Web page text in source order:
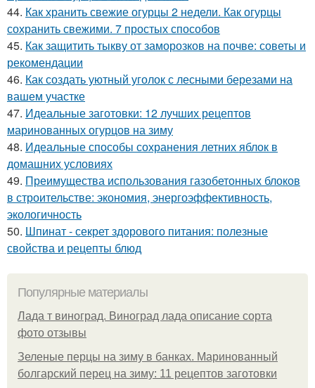
44. Как хранить свежие огурцы 2 недели. Как огурцы
сохранить свежими. 7 простых способов
45. Как защитить тыкву от заморозков на почве: советы и
рекомендации
46. Как создать уютный уголок с лесными березами на
вашем участке
47. Идеальные заготовки: 12 лучших рецептов
маринованных огурцов на зиму
48. Идеальные способы сохранения летних яблок в
домашних условиях
49. Преимущества использования газобетонных блоков
в строительстве: экономия, энергоэффективность,
экологичность
50. Шпинат - секрет здорового питания: полезные
свойства и рецепты блюд
Популярные материалы
Лада т виноград. Виноград лада описание сорта
фото отзывы
Зеленые перцы на зиму в банках. Маринованный
болгарский перец на зиму: 11 рецептов заготовки